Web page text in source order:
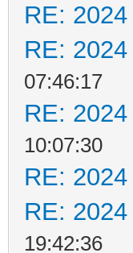
RE:
RE:
07:46:17
RE:
10:07:30
RE:
RE:
19:42:36